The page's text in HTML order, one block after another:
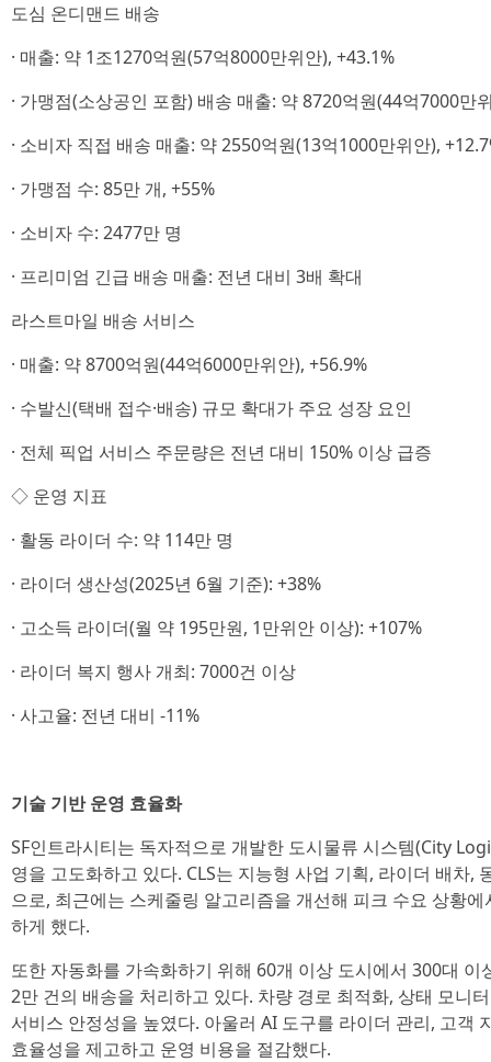
도심 온디맨드 배송
· 매출: 약 1조1270억원(57억8000만위안), +43.1%
· 가맹점(소상공인 포함) 배송 매출: 약 8720억원(44억7000만
· 소비자 직접 배송 매출: 약 2550억원(13억1000만위안),
· 가맹점 수: 85만 개, +55%
· 소비자 수: 2477만 명
· 프리미엄 긴급 배송 매출: 전년 대비 3배 확대
라스트마일 배송 서비스
· 매출: 약 8700억원(44억6000만위안), +56.9%
· 수발신(택배 접수·배송) 규모 확대가 주요 성장 요인
· 전체 픽업 서비스 주문량은 전년 대비 150% 이상 급증
◇ 운영 지표
· 활동 라이더 수: 약 114만 명
· 라이더 생산성(2025년 6월 기준): +38%
· 고소득 라이더(월 약 195만원, 1만위안 이상): +107%
· 라이더 복지 행사 개최: 7000건 이상
· 사고율: 전년 대비 -11%
기술 기반 운영 효율화
SF인트라시티는 독자적으로 개발한 도시물류 시스템(City
영을 고도화하고 있다. CLS는 지능형 사업 기획, 라이더 배차,
으로, 최근에는 스케줄링 알고리즘을 개선해 피크 수요 상황
하게 했다.
또한 자동화를 가속화하기 위해 60개 이상 도시에서 300대
2만 건의 배송을 처리하고 있다. 차량 경로 최적화, 상태 모니
서비스 안정성을 높였다. 아울러 AI 도구를 라이더 관리, 고객
효율성을 제고하고 운영 비용을 절감했다.